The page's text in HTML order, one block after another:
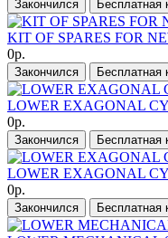
Закончился Бесплатная
KIT OF SPARES FOR
0р.
Закончился Бесплатная
LOWER EXAGONAL
0р.
Закончился Бесплатная
LOWER EXAGONAL
0р.
Закончился Бесплатная